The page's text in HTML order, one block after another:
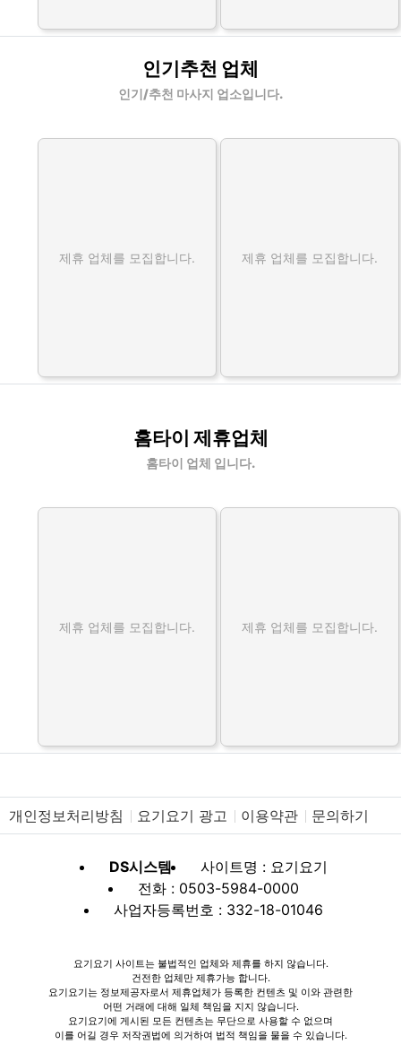
인기추천 업체
인기/추천 마사지 업소입니다.
제휴 업체를 모집합니다. 제휴 업체를 모집합니다.
홈타이 제휴업체
홈타이 업체 입니다.
제휴 업체를 모집합니다. 제휴 업체를 모집합니다.
개인정보처리방침 요기요기 광고 이용약관 문의하기
DS시스템
사이트명 : 요기요기
전화 : 0503-5984-0000
사업자등록번호 : 332-18-01046
요기요기 사이트는 불법적인 업체와 제휴를 하지 않습니다.
건전한 업체만 제휴가능 합니다.
요기요기는 정보제공자로서 제휴업체가 등록한 컨텐츠 및 이와 관련한
어떤 거래에 대해 일체 책임을 지지 않습니다.
요기요기에 게시된 모든 컨텐츠는 무단으로 사용할 수 없으며
이를 어길 경우 저작권법에 의거하여 법적 책임을 물을 수 있습니다.